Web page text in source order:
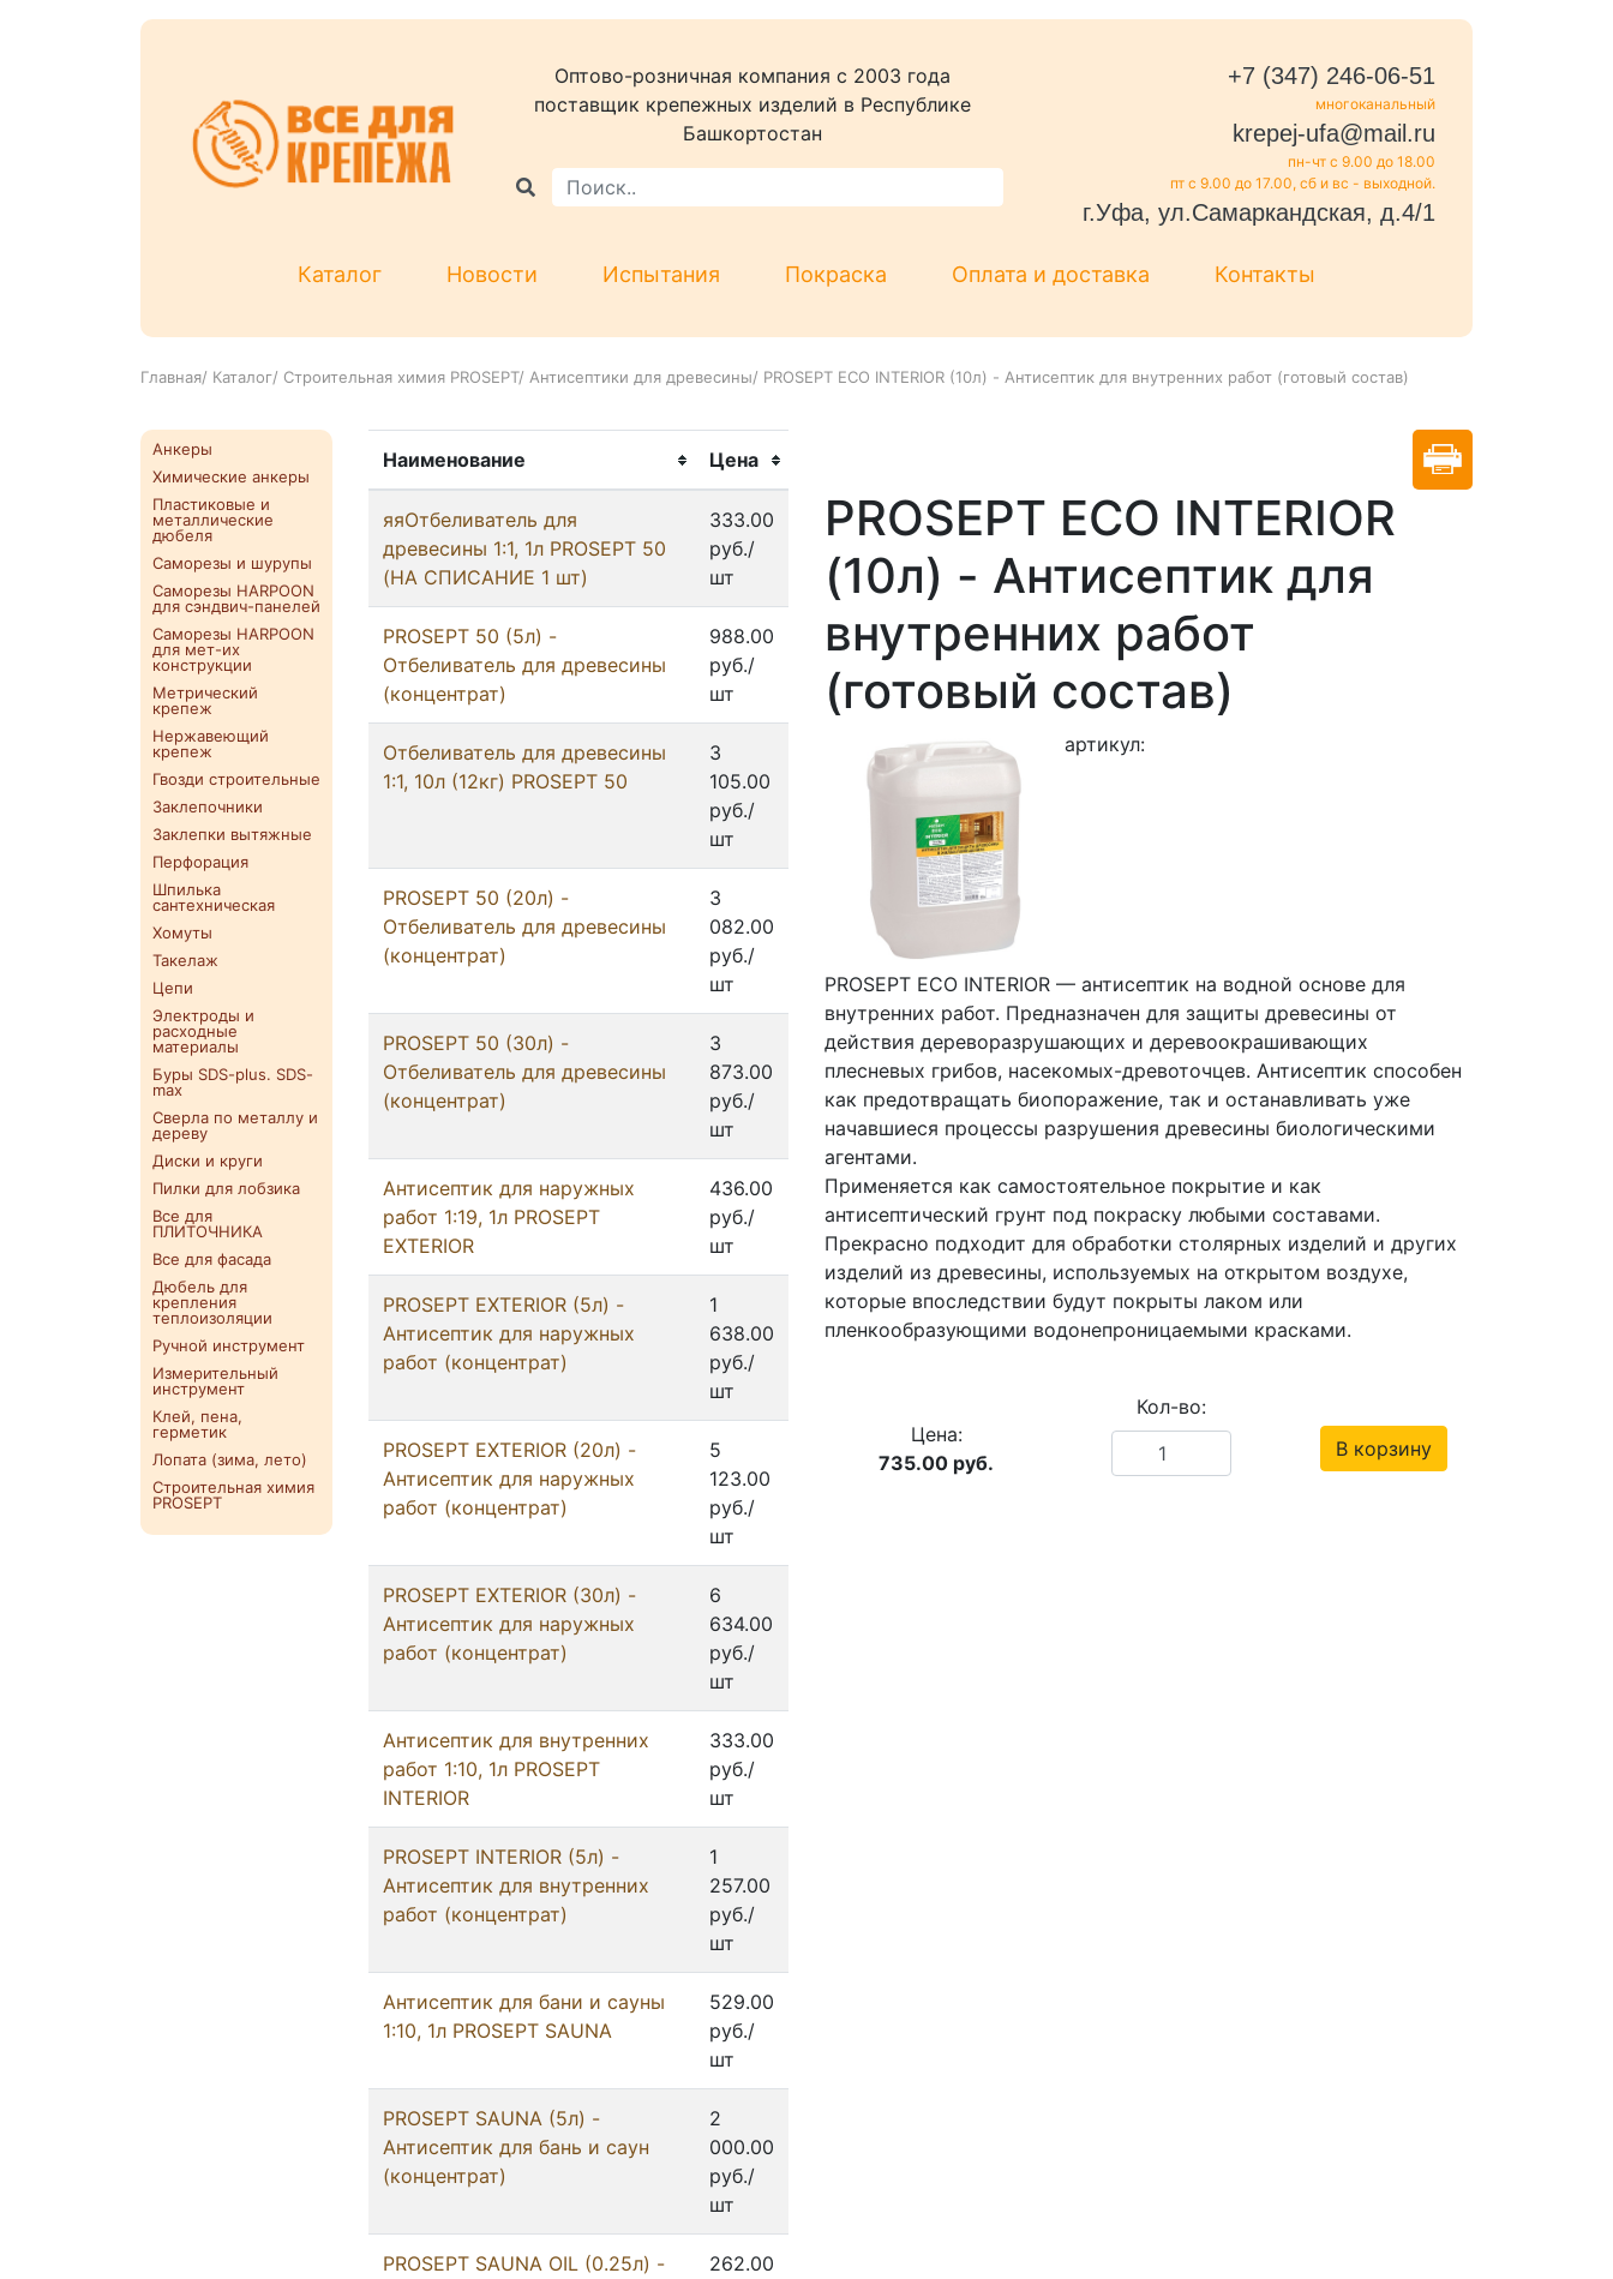
Оптово-розничная компания c 2003 года
поставщик крепежных изделий в Республике
Башкортостан
+7 (347) 246-06-51
многоканальный
krepej-ufa@mail.ru
пн-чт с 9.00 до 18.00
пт с 9.00 до 17.00, сб и вс - выходной.
г.Уфа, ул.Самаркандская, д.4/1
Каталог Новости Испытания Покраска Оплата и доставка Контакты
Главная/ Каталог/ Строительная химия PROSEPT/ Антисептики для древесины/ PROSEPT ECO INTERIOR (10л) - Антисептик для внутренних работ (готовый состав)
Анкеры
Химические анкеры
Пластиковые и
металлические
дюбеля
Саморезы и шурупы
Саморезы HARPOON
для сэндвич-панелей
Саморезы HARPOON
для мет-их
конструкции
Метрический
крепеж
Нержавеющий
крепеж
Гвозди строительные
Заклепочники
Заклепки вытяжные
Перфорация
Шпилька
сантехническая
Хомуты
Такелаж
Цепи
Электроды и
расходные
материалы
Буры SDS-plus. SDS-
max
Сверла по металлу и
дереву
Диски и круги
Пилки для лобзика
Все для
ПЛИТОЧНИКА
Все для фасада
Дюбель для
крепления
теплоизоляции
Ручной инструмент
Измерительный
инструмент
Клей, пена,
герметик
Лопата (зима, лето)
Строительная химия
PROSEPT
Наименование Цена
яяОтбеливатель для
древесины 1:1, 1л PROSEPT 50
(НА СПИСАНИЕ 1 шт)
333.00
руб./
шт
PROSEPT 50 (5л) -
Отбеливатель для древесины
(концентрат)
988.00
руб./
шт
Отбеливатель для древесины
1:1, 10л (12кг) PROSEPT 50
3
105.00
руб./
шт
PROSEPT 50 (20л) -
Отбеливатель для древесины
(концентрат)
3
082.00
руб./
шт
PROSEPT 50 (30л) -
Отбеливатель для древесины
(концентрат)
3
873.00
руб./
шт
Антисептик для наружных
работ 1:19, 1л PROSEPT
EXTERIOR
436.00
руб./
шт
PROSEPT EXTERIOR (5л) -
Антисептик для наружных
работ (концентрат)
1
638.00
руб./
шт
PROSEPT EXTERIOR (20л) -
Антисептик для наружных
работ (концентрат)
5
123.00
руб./
шт
PROSEPT EXTERIOR (30л) -
Антисептик для наружных
работ (концентрат)
6
634.00
руб./
шт
Антисептик для внутренних
работ 1:10, 1л PROSEPT
INTERIOR
333.00
руб./
шт
PROSEPT INTERIOR (5л) -
Антисептик для внутренних
работ (концентрат)
1
257.00
руб./
шт
Антисептик для бани и сауны
1:10, 1л PROSEPT SAUNA
529.00
руб./
шт
PROSEPT SAUNA (5л) -
Антисептик для бань и саун
(концентрат)
2
000.00
руб./
шт
PROSEPT SAUNA OIL (0.25л) -
262.00
PROSEPT ECO INTERIOR
(10л) - Антисептик для
внутренних работ
(готовый состав)
артикул:
PROSEPT ECO INTERIOR — антисептик на водной основе для
внутренних работ. Предназначен для защиты древесины от
действия дереворазрушающих и деревоокрашивающих
плесневых грибов, насекомых-древоточцев. Антисептик способен
как предотвращать биопоражение, так и останавливать уже
начавшиеся процессы разрушения древесины биологическими
агентами.
Применяется как самостоятельное покрытие и как
антисептический грунт под покраску любыми составами.
Прекрасно подходит для обработки столярных изделий и других
изделий из древесины, используемых на открытом воздухе,
которые впоследствии будут покрыты лаком или
пленкообразующими водонепроницаемыми красками.
Цена:
735.00 руб.
Кол-во:
В корзину